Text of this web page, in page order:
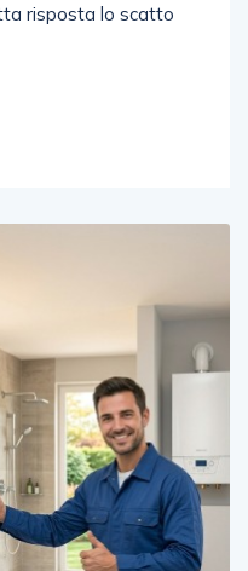
risposta lo scatto